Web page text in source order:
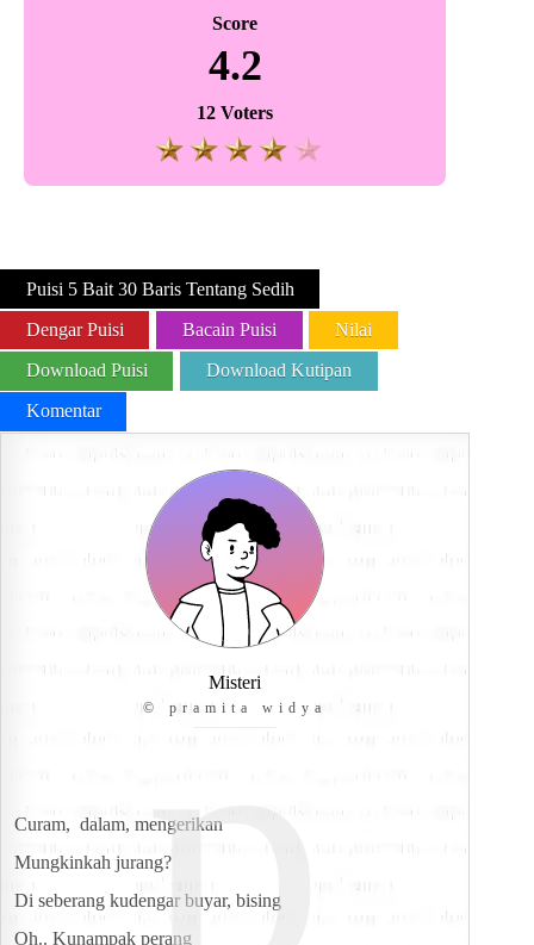
Score
4.2
12 Voters
Puisi 5 Bait 30 Baris Tentang Sedih
Dengar Puisi Bacain Puisi Nilai
Download Puisi Download Kutipan
Komentar
p
Misteri
© pramita widya
Curam,  dalam, mengerikan
Mungkinkah jurang?
Di seberang kudengar buyar, bising
Oh.. Kunampak perang